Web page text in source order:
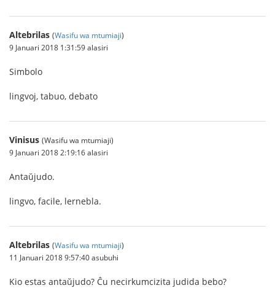
Altebrilas (Wasifu wa mtumiaji)
9 Januari 2018 1:31:59 alasiri
Simbolo
lingvoj, tabuo, debato
Vinisus (Wasifu wa mtumiaji)
9 Januari 2018 2:19:16 alasiri
Antaŭjudo.
lingvo, facile, lernebla.
Altebrilas (Wasifu wa mtumiaji)
11 Januari 2018 9:57:40 asubuhi
Kio estas antaŭjudo? Ĉu necirkumcizita judida bebo?